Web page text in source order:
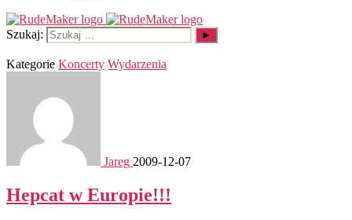
Szukaj:
Kategorie Koncerty Wydarzenia
Jareg 2009-12-07
Hepcat w Europie!!!